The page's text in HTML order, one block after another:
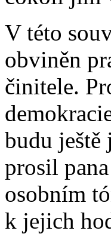
V této
obviněn
činitele.
budu ještě
prosil
osobním
k jejich